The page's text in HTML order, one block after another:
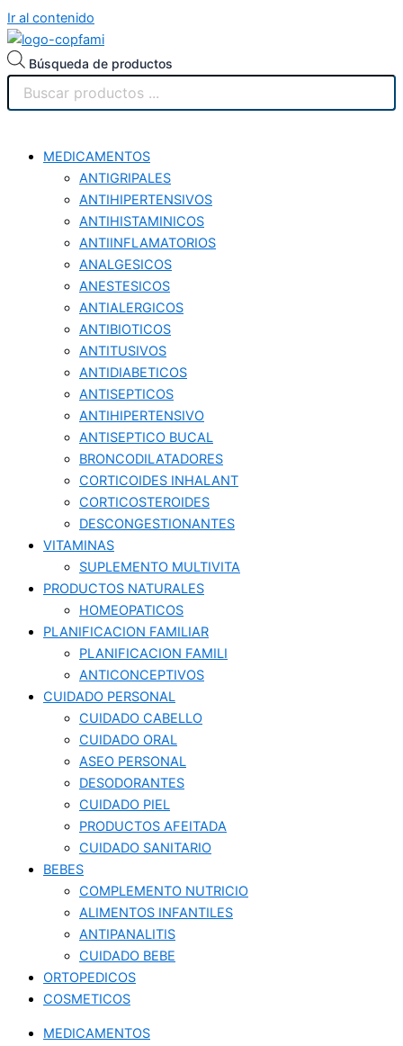
Ir al contenido
Búsqueda de productos
MEDICAMENTOS
ANTIGRIPALES
ANTIHIPERTENSIVOS
ANTIHISTAMINICOS
ANTIINFLAMATORIOS
ANALGESICOS
ANESTESICOS
ANTIALERGICOS
ANTIBIOTICOS
ANTITUSIVOS
ANTIDIABETICOS
ANTISEPTICOS
ANTIHIPERTENSIVO
ANTISEPTICO BUCAL
BRONCODILATADORES
CORTICOIDES INHALANT
CORTICOSTEROIDES
DESCONGESTIONANTES
VITAMINAS
SUPLEMENTO MULTIVITA
PRODUCTOS NATURALES
HOMEOPATICOS
PLANIFICACION FAMILIAR
PLANIFICACION FAMILI
ANTICONCEPTIVOS
CUIDADO PERSONAL
CUIDADO CABELLO
CUIDADO ORAL
ASEO PERSONAL
DESODORANTES
CUIDADO PIEL
PRODUCTOS AFEITADA
CUIDADO SANITARIO
BEBES
COMPLEMENTO NUTRICIO
ALIMENTOS INFANTILES
ANTIPANALITIS
CUIDADO BEBE
ORTOPEDICOS
COSMETICOS
MEDICAMENTOS